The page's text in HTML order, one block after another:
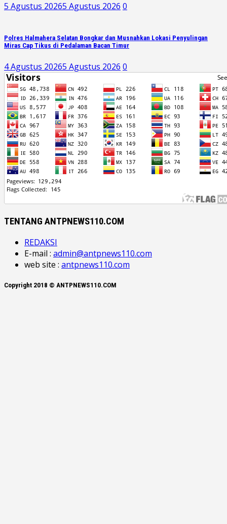
5 Agustus 20265 Agustus 2026 0
Polres Halmahera Selatan Bongkar dan Musnahkan Lokasi Penyulingan
Miras Cap Tikus di Pedalaman Bacan Timur
4 Agustus 20265 Agustus 2026 0
TENTANG ANTPNEWS110.COM
REDAKSI
E-mail : admin@antpnews110.com
web site : antpnews110.com
Copyright 2018 © ANTPNEWS110.COM